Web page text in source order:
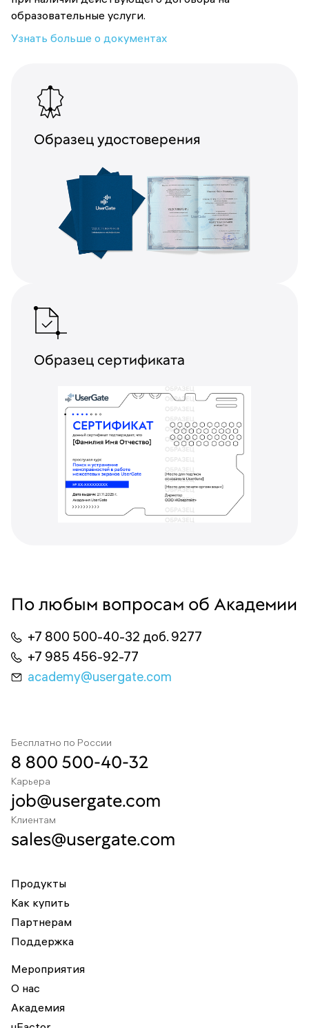
образовательные услуги.
Узнать больше о документах
Образец удостоверения
Образец сертификата
По любым вопросам об Академии
+7 800 500-40-32 доб. 9277
+7 985 456-92-77
academy@usergate.com
Бесплатно по России
8 800 500-40-32
Карьера
job@usergate.com
Клиентам
sales@usergate.com
Продукты
Как купить
Партнерам
Поддержка
Мероприятия
О нас
Академия